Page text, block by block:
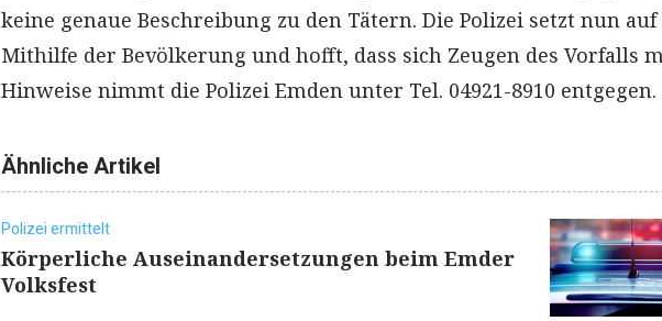
keine genaue Beschreibung zu den Tätern. Die Polizei setzt nun auf
Mithilfe der Bevölkerung und hofft, dass sich Zeugen des Vorfalls
Hinweise nimmt die Polizei Emden unter Tel. 04921-8910 entgegen.
Ähnliche Artikel
Polizei ermittelt
Körperliche Auseinandersetzungen beim Emder
Volksfest